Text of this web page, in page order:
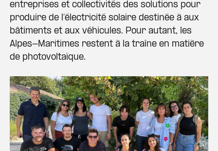
entreprises et collectivités des solutions pour
produire de l’électricité solaire destinée à aux
bâtiments et aux véhicules. Pour autant, les
Alpes-Maritimes restent à la traîne en matière
de photovoltaïque.